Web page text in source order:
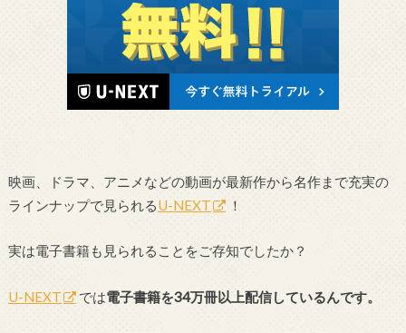
映画、ドラマ、アニメなどの動画が最新作から名作まで充実の
ラインナップで見られるU-NEXT ！
実は電子書籍も見られることをご存知でしたか？
U-NEXT では電子書籍を34万冊以上配信しているんです。